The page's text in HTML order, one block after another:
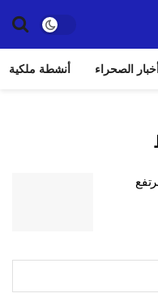
أخبار الصحراء أنشطة ملكية